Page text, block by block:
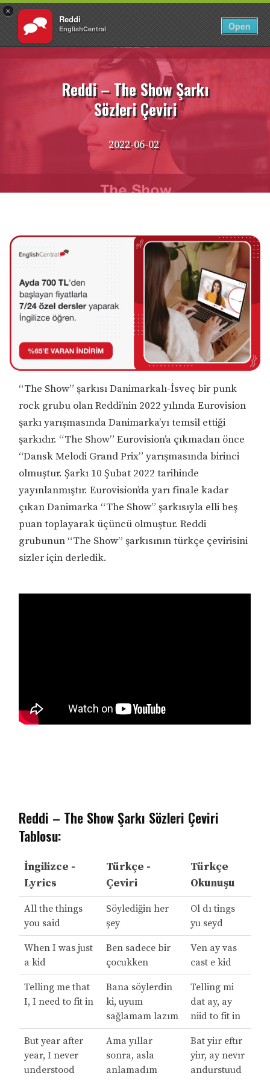
×
Reddi
EnglishCentral Open
Giriş Yap TR
İçeriğe
Reddi – The Show Şarkı
Sözleri Çeviri
2022-06-02
“The Show” şarkısı Danimarkalı-İsveç bir punk
rock grubu olan Reddi’nin 2022 yılında Eurovision
şarkı yarışmasında Danimarka’yı temsil ettiği
şarkıdır. “The Show” Eurovision’a çıkmadan önce
“Dansk Melodi Grand Prix” yarışmasında birinci
olmuştur. Şarkı 10 Şubat 2022 tarihinde
yayınlanmıştır. Eurovision’da yarı finale kadar
çıkan Danimarka “The Show” şarkısıyla elli beş
puan toplayarak üçüncü olmuştur. Reddi
grubunun “The Show” şarkısının türkçe çevirisini
sizler için derledik.
Reddi – The Show Şarkı Sözleri Çeviri
Tablosu:
İngilizce -
Lyrics
Türkçe -
Çeviri
Türkçe
Okunuşu
All the things
you said
Söylediğin her
şey
Ol dı tings
yu seyd
When I was just
a kid
Ben sadece bir
çocukken
Ven ay vas
cast e kid
Telling me that
I, I need to fit in
Bana söylerdin
ki, uyum
sağlamam lazım
Telling mi
dat ay, ay
niid to fit in
But year after
year, I never
understood
Ama yıllar
sonra, asla
anlamadım
Bat yiır eftır
yiır, ay nevır
andurstuud